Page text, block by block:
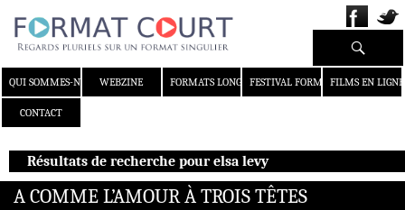
QUI SOMMES-NOUS ?WEBZINE FORMATS LONGS FESTIVAL FORMAT COURT
FILMS EN LIGNE
CONTACT
Recherche
Résultats de recherche pour elsa levy
A COMME L’AMOUR À TROIS TÊTES